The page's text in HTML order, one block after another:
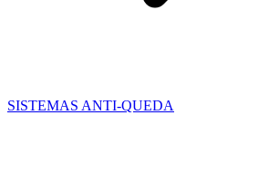
SISTEMAS ANTI-QUEDA